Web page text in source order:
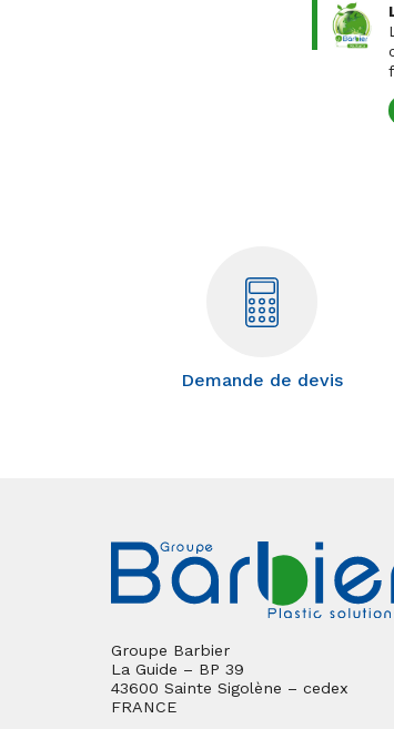
Demande de devis
Groupe Barbier
La Guide – BP 39
43600 Sainte Sigolène – cedex
FRANCE